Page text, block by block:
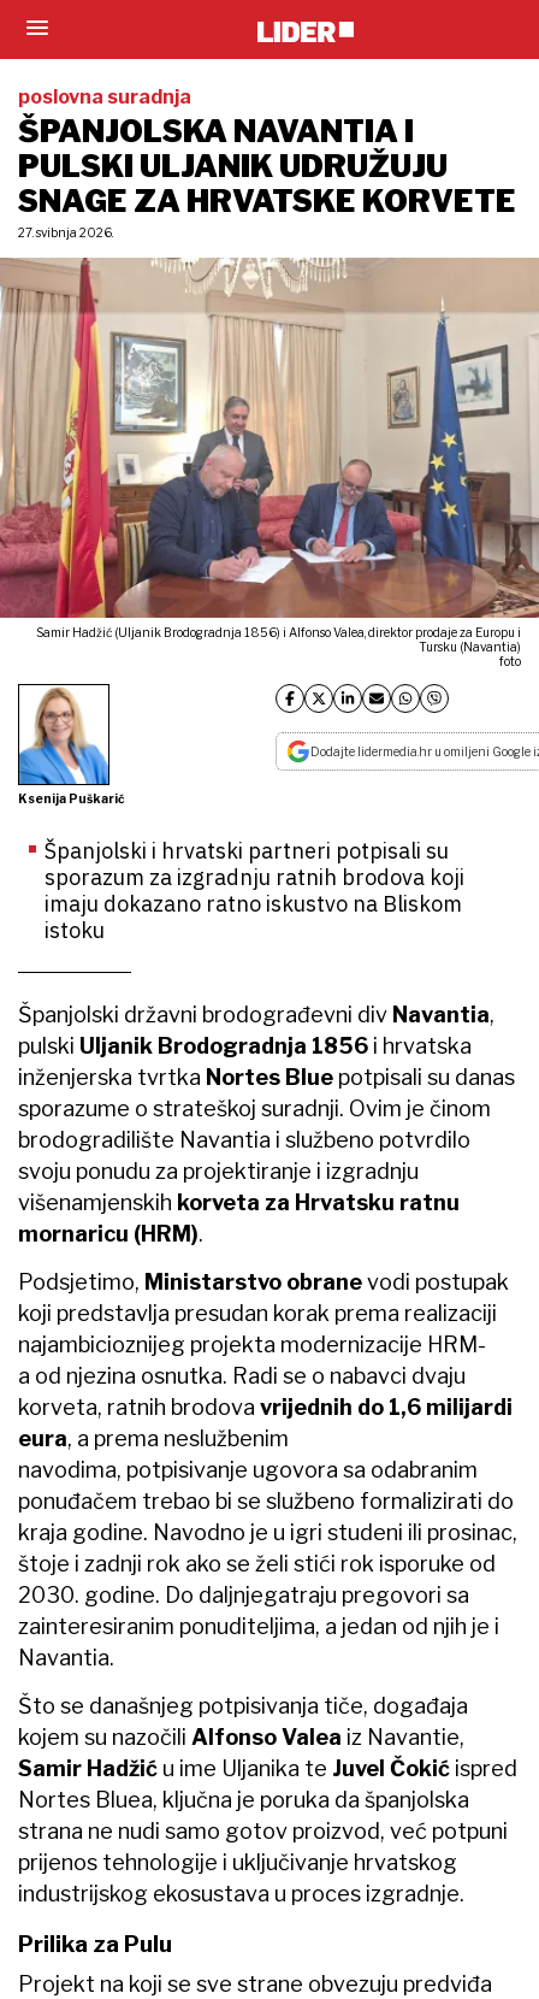
poslovna suradnja
ŠPANJOLSKA NAVANTIA I
PULSKI ULJANIK UDRUŽUJU
SNAGE ZA HRVATSKE KORVETE
27. svibnja 2026.
Samir Hadžić (Uljanik Brodogradnja 1856) i Alfonso Valea, direktor prodaje za Europu i
Tursku (Navantia)
foto
Ksenija Puškarić
Dodajte lidermedia.hr u omiljeni Google
Španjolski i hrvatski partneri potpisali su
sporazum za izgradnju ratnih brodova koji
imaju dokazano ratno iskustvo na Bliskom
istoku
Španjolski državni brodograđevni div Navantia,
pulski Uljanik Brodogradnja 1856 i hrvatska
inženjerska tvrtka Nortes Blue potpisali su danas
sporazume o strateškoj suradnji. Ovim je činom
brodogradilište Navantia i službeno potvrdilo
svoju ponudu za projektiranje i izgradnju
višenamjenskih korveta za Hrvatsku ratnu
mornaricu (HRM).
Podsjetimo, Ministarstvo obranevodi postupak
koji predstavlja presudan korak prema realizaciji
najambicioznijeg projekta modernizacije HRM-
a od njezina osnutka. Radi se o nabavci dvaju
korveta, ratnih brodova vrijednih do 1,6 milijardi
eura, a prema neslužbenim
navodima, potpisivanje ugovora sa odabranim
ponuđačem trebao bi se službeno formalizirati do
kraja godine. Navodno je u igri studeni ili prosinac,
štoje i zadnji rok ako se želi stići rok isporuke od
2030. godine. Do daljnjegatraju pregovori sa
zainteresiranim ponuditeljima, a jedan od njih je i
Navantia.
Što se današnjeg potpisivanja tiče, događaja
kojem su nazočili Alfonso Valea iz Navantie,
Samir Hadžić u ime Uljanika te Juvel Čokić ispred
Nortes Bluea, ključna je poruka da španjolska
strana ne nudi samo gotov proizvod, već potpuni
prijenos tehnologije i uključivanje hrvatskog
industrijskog ekosustava u proces izgradnje.
Prilika za Pulu
Projekt na koji se sve strane obvezuju predviđa